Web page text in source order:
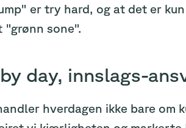
er try hard, og at det er
"grønn sone".
day, innslags-
hverdagen ikke bare